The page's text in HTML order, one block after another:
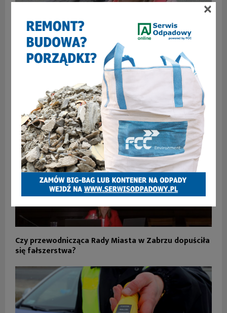
Co zmienilibyście w Zabrzu? [WIDEO-SONDA
Czy przewodnicząca Rady Miasta w Zabrzu dopuściła
się fałszerstwa?
×